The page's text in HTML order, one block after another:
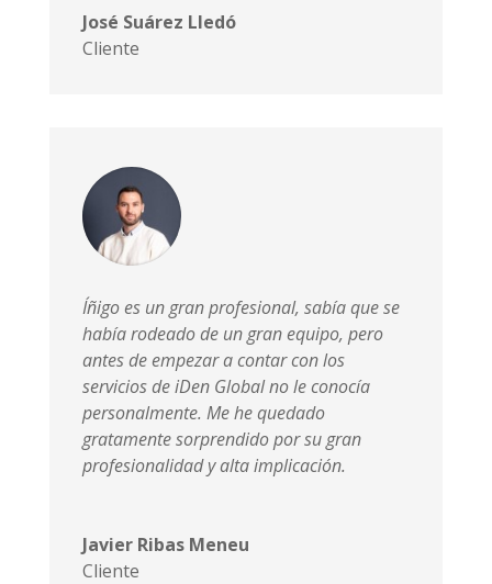
José Suárez Lledó
Cliente
Íñigo es un gran profesional, sabía que se
había rodeado de un gran equipo, pero
antes de empezar a contar con los
servicios de iDen Global no le conocía
personalmente. Me he quedado
gratamente sorprendido por su gran
profesionalidad y alta implicación.
Javier Ribas Meneu
Cliente